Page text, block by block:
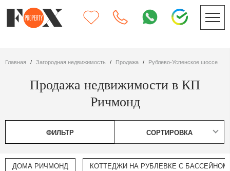
Главная Загородная недвижимость Продажа Рублево-Успенское шоссе
Продажа недвижимости в КП
Ричмонд
ФИЛЬТР СОРТИРОВКА
ДОМА РИЧМОНД КОТТЕДЖИ НА РУБЛЕВКЕ С БАССЕЙНОМ